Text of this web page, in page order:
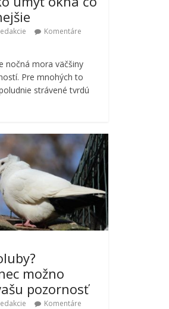
Komentáre
nočná mora väčšiny
Pre mnohých to
strávené tvrdú
možno
pozornosť
Komentáre